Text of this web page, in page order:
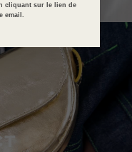
cliquant sur le lien de
email.